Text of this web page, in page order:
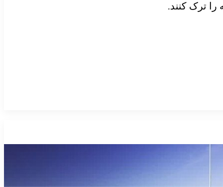
ترک کنند.